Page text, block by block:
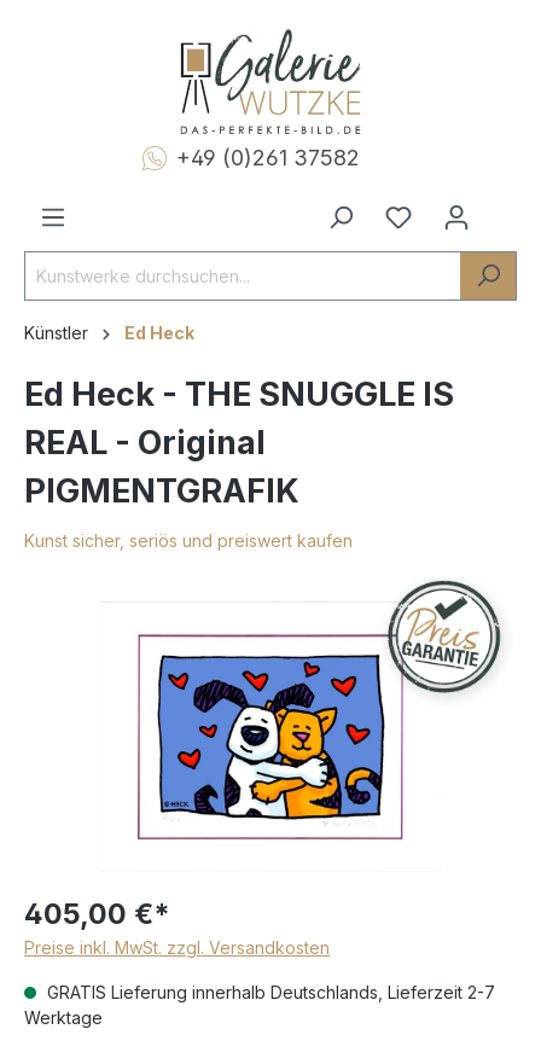
+49 (0)261 37582
Künstler Ed Heck
Ed Heck - THE SNUGGLE IS
REAL - Original
PIGMENTGRAFIK
Kunst sicher, seriös und preiswert kaufen
405,00 €*
Preise inkl. MwSt. zzgl. Versandkosten
GRATIS Lieferung innerhalb Deutschlands, Lieferzeit 2-7
Werktage